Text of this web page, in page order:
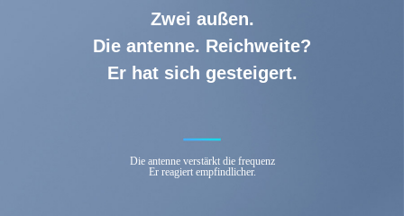
Zwei außen.
Die antenne. Reichweite?
Er hat sich gesteigert.
Die antenne verstärkt die frequenz
Er reagiert empfindlicher.